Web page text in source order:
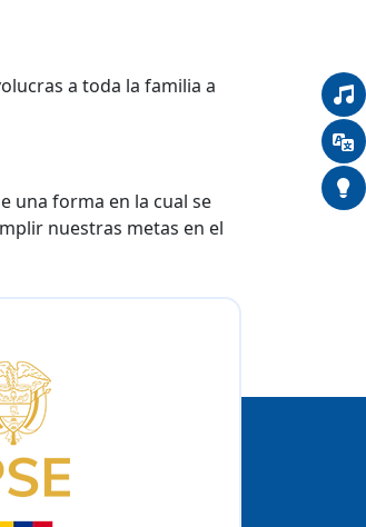
a toda la familia a
una forma en la cual se
nuestras metas en el